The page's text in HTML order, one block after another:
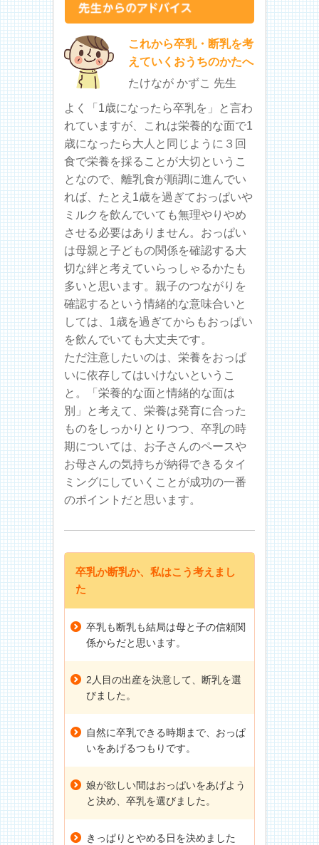
これから卒乳・断乳を考
えていくおうちのかたへ
たけなが かずこ 先生
よく「1歳になったら卒乳を」と言わ
れていますが、これは栄養的な面で1
歳になったら大人と同じように３回
食で栄養を採ることが大切というこ
となので、離乳食が順調に進んでい
れば、たとえ1歳を過ぎておっぱいや
ミルクを飲んでいても無理やりやめ
させる必要はありません。おっぱい
は母親と子どもの関係を確認する大
切な絆と考えていらっしゃるかたも
多いと思います。親子のつながりを
確認するという情緒的な意味合いと
しては、1歳を過ぎてからもおっぱい
を飲んでいても大丈夫です。
ただ注意したいのは、栄養をおっぱ
いに依存してはいけないというこ
と。「栄養的な面と情緒的な面は
別」と考えて、栄養は発育に合った
ものをしっかりとりつつ、卒乳の時
期については、お子さんのペースや
お母さんの気持ちが納得できるタイ
ミングにしていくことが成功の一番
のポイントだと思います。
卒乳か断乳か、私はこう考えまし
た
卒乳も断乳も結局は母と子の信頼関
係からだと思います。
2人目の出産を決意して、断乳を選
びました。
自然に卒乳できる時期まで、おっぱ
いをあげるつもりです。
娘が欲しい間はおっぱいをあげよう
と決め、卒乳を選びました。
きっぱりとやめる日を決めました